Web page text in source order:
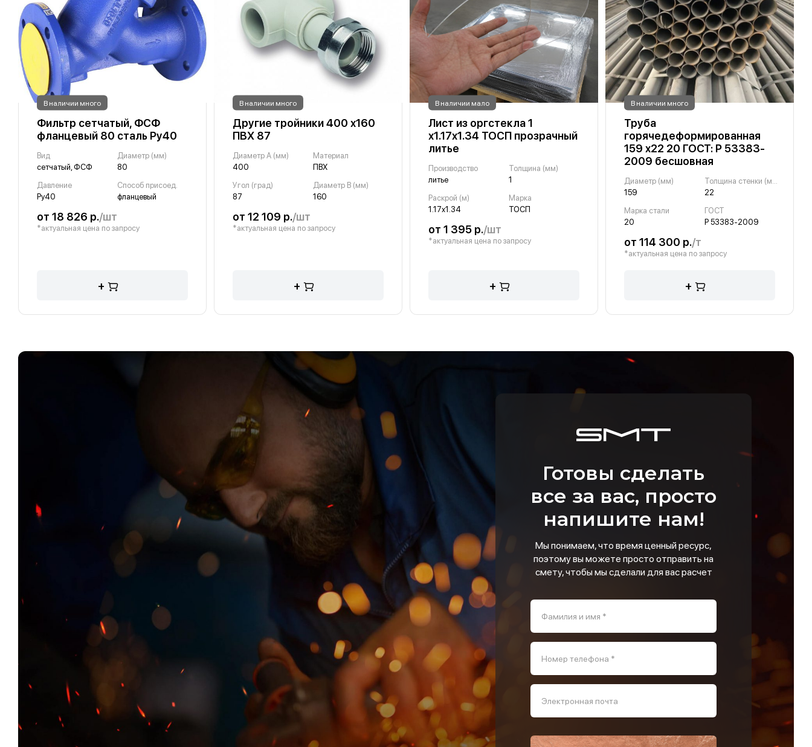
В наличии много
Фильтр сетчатый, ФСФ
фланцевый 80 сталь Ру40
Вид
сетчатый, ФСФ
Диаметр (мм)
80
Давление
Ру40
Способ присоед.
фланцевый
от 18 826 р./шт
*актуальная цена по запросу
+
В наличии много
Другие тройники 400 х160
ПВХ 87
Диаметр A (мм)
400
Материал
ПВХ
Угол (град)
87
Диаметр B (мм)
160
от 12 109 р./шт
*актуальная цена по запросу
+
В наличии мало
Лист из оргстекла 1
х1.17х1.34 ТОСП прозрачный
литье
Производство
литье
Толщина (мм)
1
Раскрой (м)
1.17х1.34
Марка
ТОСП
от 1 395 р./шт
*актуальная цена по запросу
+
В наличии много
Труба
горячедеформированная
159 х22 20 ГОСТ: Р 53383-
2009 бесшовная
Диаметр (мм)
159
Толщина стенки (мм)
22
Марка стали
20
ГОСТ
Р 53383-2009
от 114 300 р./т
*актуальная цена по запросу
+
Готовы сделать
все за вас, просто
напишите нам!
Мы понимаем, что время ценный ресурс,
поэтому вы можете просто отправить на
смету, чтобы мы сделали для вас расчет
Фамилия и имя *
Номер телефона *
Электронная почта